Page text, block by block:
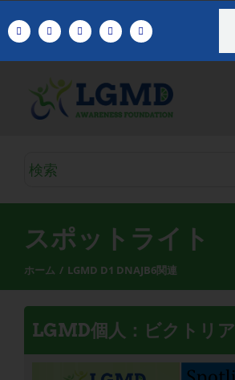
ン
検
ク
エ
リ
スポットライト
ホーム LGMD D1 DNAJB6関連
LGMD個人：ビクトリア